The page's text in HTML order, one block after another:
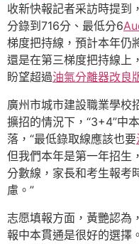
收新快報記者采訪時提到
分錄到716分、最低分6
梯度把持線，預計本年仍
還是在第三梯度把持線上
盼望超過油氣分離器改良
廣州市城市建設職業學校
擴招的情況下，“3+4”中
落，“最低錄取線應該也要
但我們本年是第一年招生
分數線，家長和考生報考
慮。”
志愿填報方面，黃艷認為
報中本貫通是很好的選擇